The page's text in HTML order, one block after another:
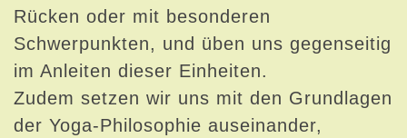
Rücken oder mit besonderen
Schwerpunkten, und üben uns gegenseitig
im Anleiten dieser Einheiten.
Zudem setzen wir uns mit den Grundlagen
der Yoga-Philosophie auseinander,